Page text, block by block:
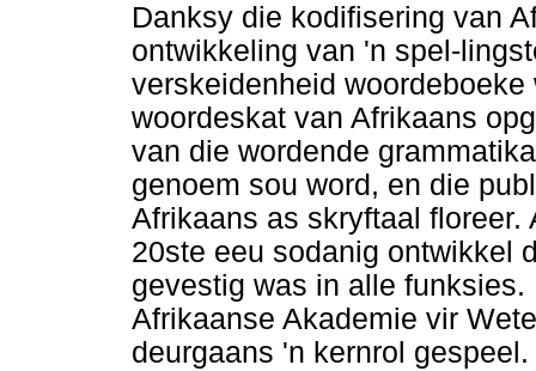
Danksy die kodifisering van
ontwikkeling van 'n spel-
verskeidenheid
woordeskat van Afrikaans
van die wordende
genoem sou word, en die
Afrikaans as skryftaal
20ste eeu sodanig ontwikkel
gevestig was in alle
Afrikaanse Akademie vir
deurgaans 'n kernrol gespeel.